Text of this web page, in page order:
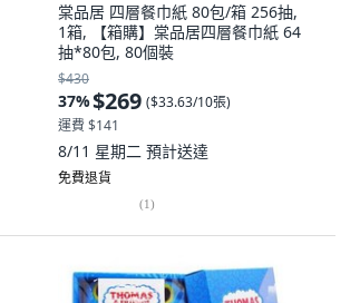
棠品居 四層餐巾紙 80包/箱 256抽,
1箱, 【箱購】棠品居四層餐巾紙 64
抽*80包, 80個裝
$430
37%$269 ($33.63/10張)
運費 $141
8/11 星期二 預計送達
免費退貨
(1)